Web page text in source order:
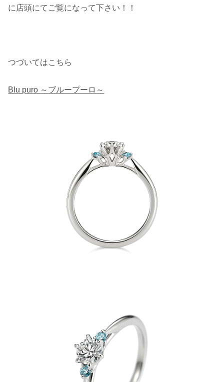
に店頭にてご覧になって下さい！！
つづいてはこちら
Blu puro ～ブループーロ～